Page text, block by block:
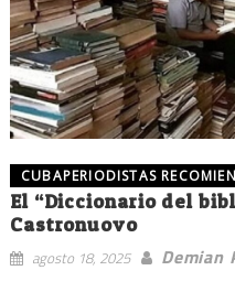
CUBAPERIODISTAS
El “Diccionario del
Castronuovo
agosto 18, 2025 Demian